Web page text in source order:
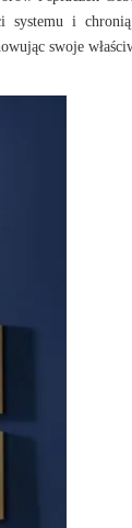
systemu i
swoje